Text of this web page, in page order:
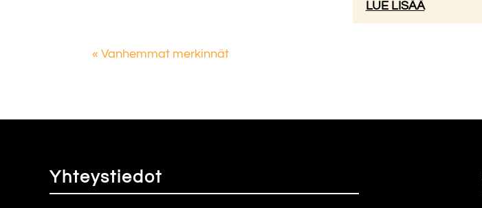
LUE LISÄÄ
« Vanhemmat merkinnät
Yhteystiedot